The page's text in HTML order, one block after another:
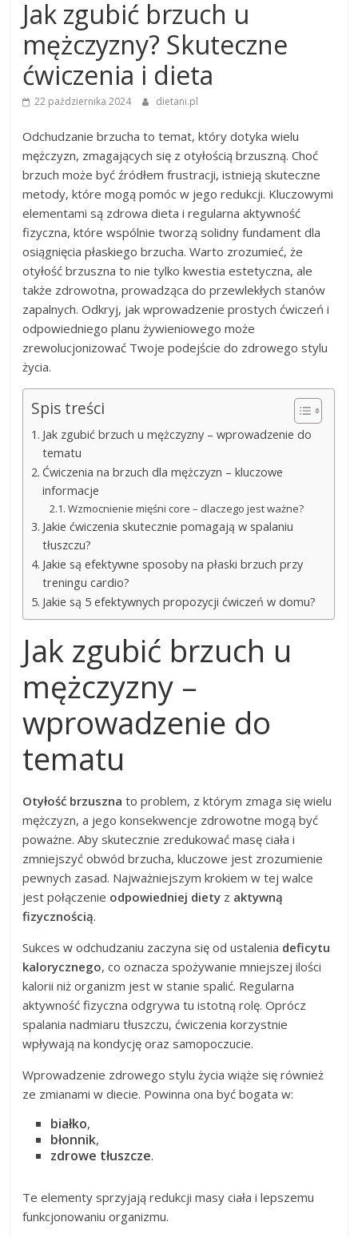
Jak zgubić brzuch u
mężczyzny? Skuteczne
ćwiczenia i dieta
22 października 2024 dietani.pl
Odchudzanie brzucha to temat, który dotyka wielu
mężczyzn, zmagających się z otyłością brzuszną. Choć
brzuch może być źródłem frustracji, istnieją skuteczne
metody, które mogą pomóc w jego redukcji. Kluczowymi
elementami są zdrowa dieta i regularna aktywność
fizyczna, które wspólnie tworzą solidny fundament dla
osiągnięcia płaskiego brzucha. Warto zrozumieć, że
otyłość brzuszna to nie tylko kwestia estetyczna, ale
także zdrowotna, prowadząca do przewlekłych stanów
zapalnych. Odkryj, jak wprowadzenie prostych ćwiczeń i
odpowiedniego planu żywieniowego może
zrewolucjonizować Twoje podejście do zdrowego stylu
życia.
Spis treści
Jak zgubić brzuch u mężczyzny – wprowadzenie do
tematu
Ćwiczenia na brzuch dla mężczyzn – kluczowe
informacje
Wzmocnienie mięśni core – dlaczego jest ważne?
Jakie ćwiczenia skutecznie pomagają w spalaniu
tłuszczu?
Jakie są efektywne sposoby na płaski brzuch przy
treningu cardio?
Jakie są 5 efektywnych propozycji ćwiczeń w domu?
Jak zgubić brzuch u
mężczyzny –
wprowadzenie do
tematu
Otyłość brzuszna to problem, z którym zmaga się wielu
mężczyzn, a jego konsekwencje zdrowotne mogą być
poważne. Aby skutecznie zredukować masę ciała i
zmniejszyć obwód brzucha, kluczowe jest zrozumienie
pewnych zasad. Najważniejszym krokiem w tej walce
jest połączenie odpowiedniej diety z aktywną
fizycznością.
Sukces w odchudzaniu zaczyna się od ustalenia deficytu
kalorycznego, co oznacza spożywanie mniejszej ilości
kalorii niż organizm jest w stanie spalić. Regularna
aktywność fizyczna odgrywa tu istotną rolę. Oprócz
spalania nadmiaru tłuszczu, ćwiczenia korzystnie
wpływają na kondycję oraz samopoczucie.
Wprowadzenie zdrowego stylu życia wiąże się również
ze zmianami w diecie. Powinna ona być bogata w:
białko,
błonnik,
zdrowe tłuszcze.
Te elementy sprzyjają redukcji masy ciała i lepszemu
funkcjonowaniu organizmu.